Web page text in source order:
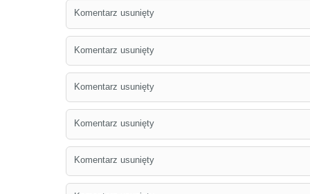
Komentarz usunięty
Komentarz usunięty
Komentarz usunięty
Komentarz usunięty
Komentarz usunięty